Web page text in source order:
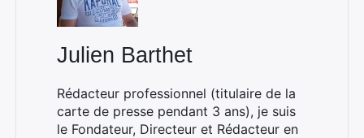
Julien Barthet
Rédacteur professionnel (titulaire de la
carte de presse pendant 3 ans), je suis
le Fondateur, Directeur et Rédacteur en